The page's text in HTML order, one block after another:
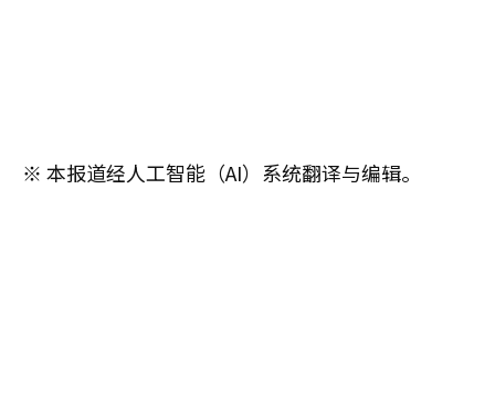
※ 本报道经人工智能（AI）系统翻译与编辑。